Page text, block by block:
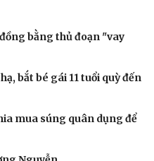
Giải trí
Sao Việt
bằng thủ đoạn "vay
bắt bé gái 11 tuổi quỳ đến
mua súng quân dụng để